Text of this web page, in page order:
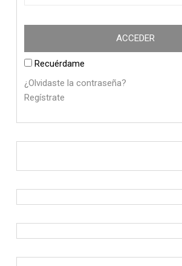
Recuérdame
¿Olvidaste la contraseña?
Regístrate